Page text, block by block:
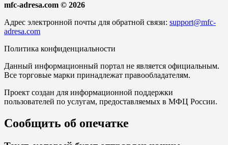
mfc-adresa.com © 2026
Адрес электронной почты для обратной связи: support@mfc-
adresa.com
Политика конфиденциальности
Данный информационный портал не является официальным.
Все торговые марки принадлежат правообладателям.
Проект создан для информационной поддержки
пользователей по услугам, предоставляемых в МФЦ России.
Сообщить об опечатке